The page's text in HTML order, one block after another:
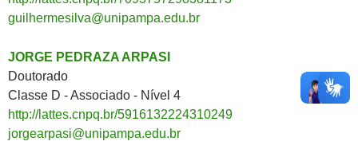
guilhermesilva@unipampa.edu.br
JORGE PEDRAZA ARPASI
Doutorado
Classe D - Associado - Nível 4
http://lattes.cnpq.br/5916132224310249
jorgearpasi@unipampa.edu.br